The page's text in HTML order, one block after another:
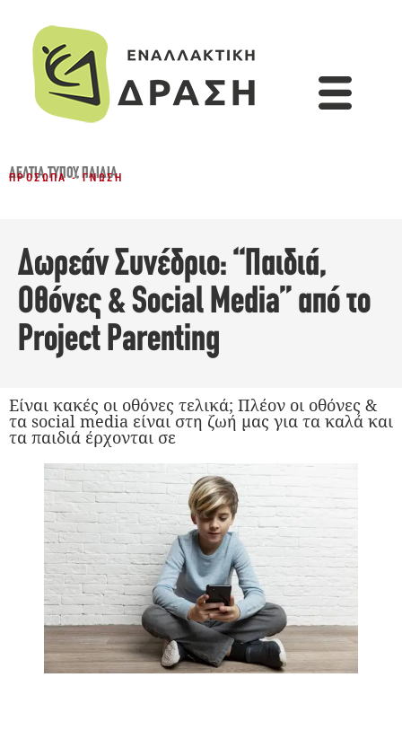
ΔΕΛΤΊΑ ΤΎΠΟΥ,ΠΑΙΔΙΆ
ΠΡΌΣΩΠΑ - ΓΝΏΣΗ
Δωρεάν Συνέδριο: “Παιδιά,
Οθόνες & Social Media” από το
Project Parenting
Είναι κακές οι οθόνες τελικά; Πλέον οι οθόνες &
τα social media είναι στη ζωή μας για τα καλά και
τα παιδιά έρχονται σε